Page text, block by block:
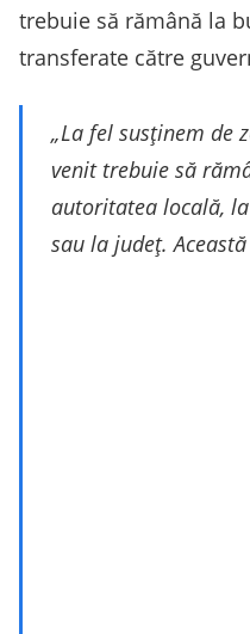
trebuie să rămână la
transferate către
„La fel susținem de
venit trebuie să
autoritatea locală,
sau la județ.